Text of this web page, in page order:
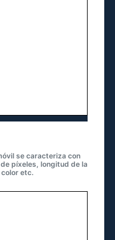
se caracteriza con
píxeles, longitud de la
etc.